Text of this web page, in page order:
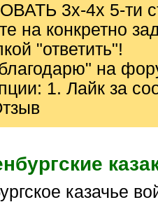
3х-4х 5-ти
на конкретно
"ответить"!
на
1. Лайк за
казачье